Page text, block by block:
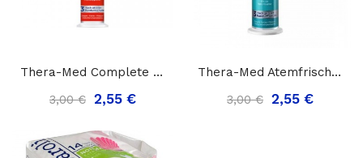
Thera-Med Complete Plus Dantų Pasta Su...
3,00 € 2,55 €
Thera-Med Atemfrisch Dantų Pasta Su...
3,00 € 2,55 €